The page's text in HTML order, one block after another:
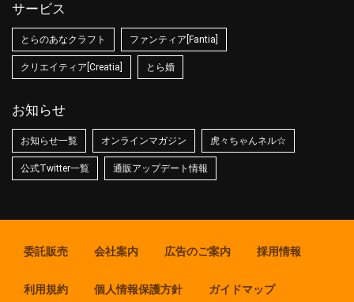
サービス
とらのあなクラフト ファンティア[Fantia]
クリエイティア[Creatia] とら婚
お知らせ
お知らせ一覧 オンラインマガジン 虎々ちゃんネル☆
公式Twitter一覧 通販アップデート情報
委託販売 会社案内 広告のご案内 採用情報
利用規約 個人情報保護方針 ガイドマップ